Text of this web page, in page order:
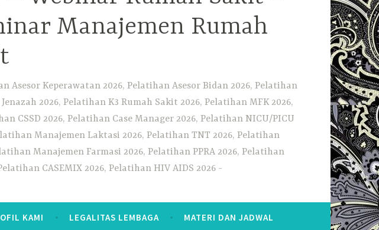
Manajemen Rumah
Asesor Keperawatan 2026, Pelatihan Asesor Bidan 2026, Pelatihan
2026, Pelatihan K3 Rumah Sakit 2026, Pelatihan MFK 2026,
CSSD 2026, Pelatihan Case Manager 2026, Pelatihan NICU/PICU
Manajemen Laktasi 2026, Pelatihan TNT 2026, Pelatihan
Manajemen Farmasi 2026, Pelatihan PPRA 2026, Pelatihan
CASEMIX 2026, Pelatihan HIV AIDS 2026
KAMI LEGALITAS LEMBAGA MATERI DAN JADWAL